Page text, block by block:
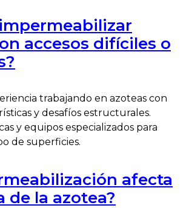
accesos difíciles o
trabajando en azoteas con
y desafíos estructurales.
y equipos especializados para
de superficies.
afecta
de la azotea?